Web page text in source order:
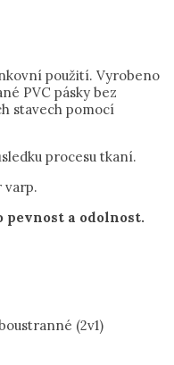
použití. Vyrobeno
PVC pásky bez
stavech pomocí
procesu tkaní.
varp.
a odolnost.
(2v1)